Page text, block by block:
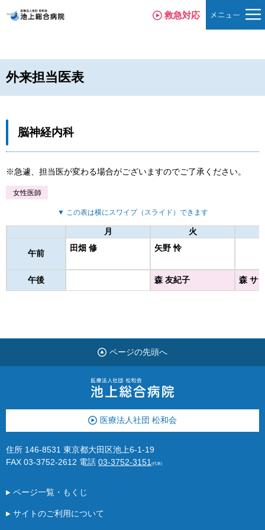
救急対応
外来担当医表
脳神経内科
急遽、担当医が変わる場合がございますのでご了承ください。
女性医師
▼ この表は横にスワイプ（スライド）できます
月 火
午前
田畑 修 矢野 怜
午後 森 友紀子 森 サ
ページの先頭へ
医療法人社団 松和会
住所 146-8531 東京都大田区池上6-1-19
FAX 03-3752-2612 電話 03-3752-3151 (代表)
ページ一覧・もくじ
サイトのご利用について